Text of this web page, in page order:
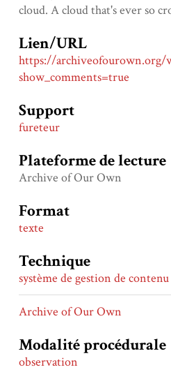
cloud. A cloud that's ever so
Lien/URL
https://archiveofourown.org/
show_comments=true
Support
fureteur
Plateforme de lecture
Archive of Our Own
Format
texte
Technique
système de gestion de contenu
Archive of Our Own
Modalité procédurale
observation